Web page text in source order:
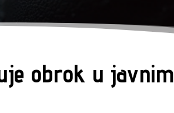
obrok u javnim